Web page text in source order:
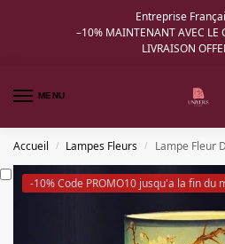
Entreprise
–10% MAINTENANT AVEC LE
LIVRAISON
MENU
Accueil / Lampes Fleurs / Lampe Fleur
-10% Code PROMO10 jusqu'a la fin du